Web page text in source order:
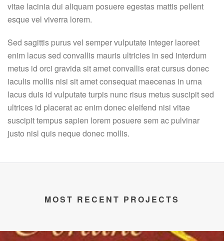
vitae lacinia dui aliquam posuere egestas mattis pellent
esque vel viverra lorem.
Sed sagittis purus vel semper vulputate integer laoreet
enim lacus sed convallis mauris ultricies in sed interdum
metus id orci gravida sit amet convallis erat cursus donec
iaculis mollis nisi sit amet consequat maecenas in urna
lacus duis id vulputate turpis nunc risus metus suscipit sed
ultrices id placerat ac enim donec eleifend nisi vitae
suscipit tempus sapien lorem posuere sem ac pulvinar
justo nisl quis neque donec mollis.
MOST RECENT PROJECTS